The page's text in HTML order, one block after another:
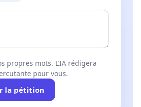
propres mots. L’IA rédigera
pour vous.
la pétition